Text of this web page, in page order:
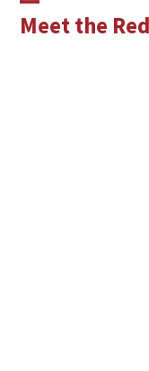
Meet the
Open
Close